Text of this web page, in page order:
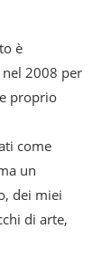
è
2008 per
proprio
come
un
dei miei
di arte,